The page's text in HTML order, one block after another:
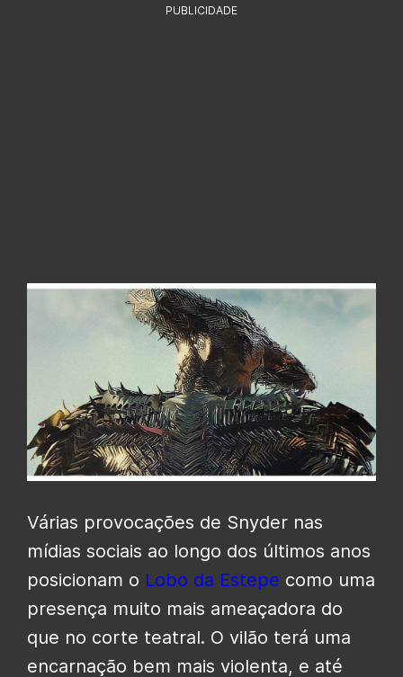
PUBLICIDADE
Várias provocações de Snyder nas
mídias sociais ao longo dos últimos anos
posicionam o Lobo da Estepe como uma
presença muito mais ameaçadora do
que no corte teatral. O vilão terá uma
encarnação bem mais violenta, e até